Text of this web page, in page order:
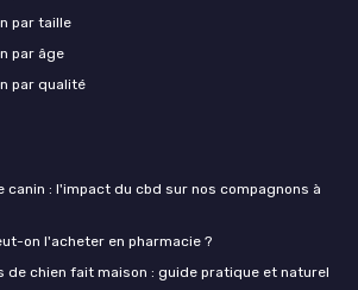
par taille
par âge
par qualité
canin : l'impact du cbd sur nos compagnons à
on l'acheter en pharmacie ?
de chien fait maison : guide pratique et naturel